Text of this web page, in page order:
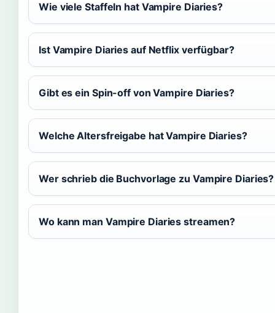
Wie viele Staffeln hat Vampire Diaries?
Ist Vampire Diaries auf Netflix verfügbar?
Gibt es ein Spin-off von Vampire Diaries?
Welche Altersfreigabe hat Vampire Diaries?
Wer schrieb die Buchvorlage zu Vampire Diaries?
Wo kann man Vampire Diaries streamen?